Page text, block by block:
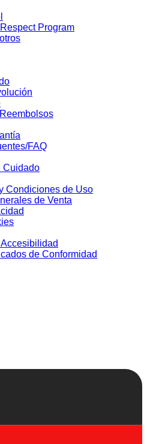
Program
FAQ
Cuidado
Condiciones de Uso
de Venta
de Conformidad